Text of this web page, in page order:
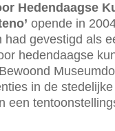
Hedendaagse
opende in
had gevestigd als
hedendaagse
in de
een